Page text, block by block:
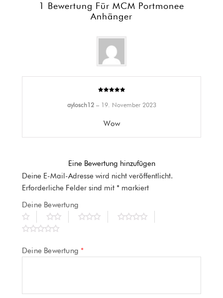
1 Bewertung Für MCM Portmonee
Anhänger
5von 5
aylosch12 – 19. November 2023
Wow
Eine Bewertung hinzufügen
Deine E-Mail-Adresse wird nicht veröffentlicht.
Erforderliche Felder sind mit * markiert
Deine Bewertung
Deine Bewertung *